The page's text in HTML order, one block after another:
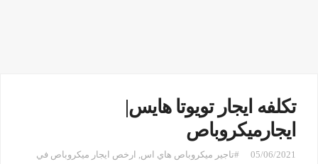
تكلفه ايجار تويوتا هايس|
ايجارميكروباص
05/06/2021 #تاجير ميكروباص هاي اس, ارخص ايجار ميكروباص في